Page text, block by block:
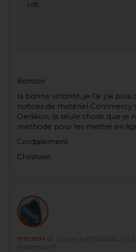
cdlt
Bonsoir
la bonne volonté, je l'ai ,j'ai plus
notices de matériel Commercy
Oerlikon, la seule chose que je
méthode pour les mettre en ligne
Cordialement
Christwin
mecanix En ligne le 27/06/2026 à
soudeurs.com)